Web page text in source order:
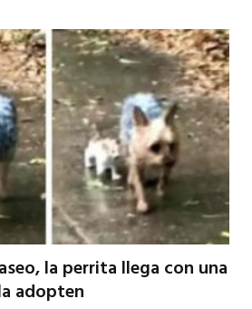
la perrita llega con una
adopten